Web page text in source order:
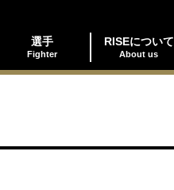
選手
Fighter
RISEについて
About us